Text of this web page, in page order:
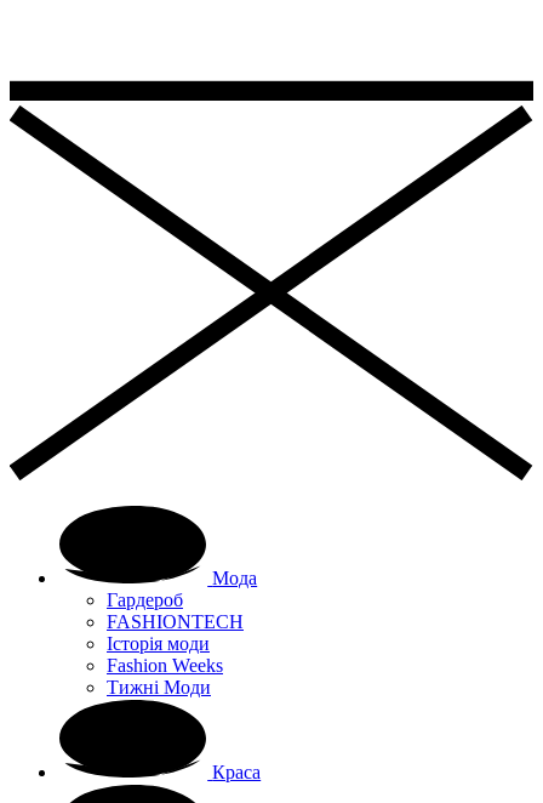
Мода
Гардероб
FASHIONTECH
Історія моди
Fashion Weeks
Тижні Моди
Краса